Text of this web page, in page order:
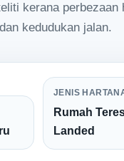
kerana
kedudukan jalan.
JENIS
Rumah
Landed